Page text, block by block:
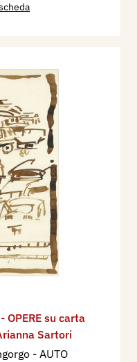
OPERE su carta
Sartori
- AUTO